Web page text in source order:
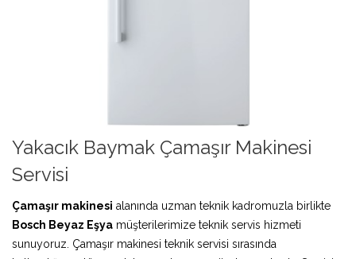
Yakacık Baymak Çamaşır Makinesi
Servisi
Çamaşır makinesi alanında uzman teknik kadromuzla birlikte
Bosch Beyaz Eşya müşterilerimize teknik servis hizmeti
sunuyoruz. Çamaşır makinesi teknik servisi sırasında